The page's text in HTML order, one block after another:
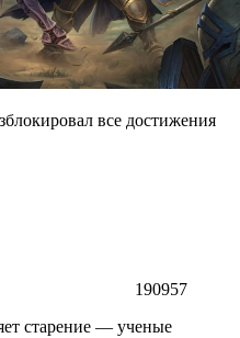
все достижения
190957